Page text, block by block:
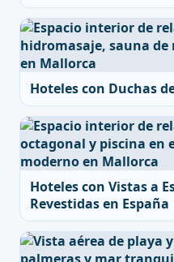
Hoteles con Duchas
Hoteles con Vistas a
Revestidas en España